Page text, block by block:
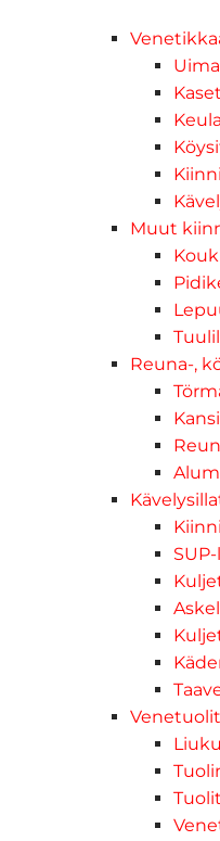
Muut
Reuna-,
Tuolit